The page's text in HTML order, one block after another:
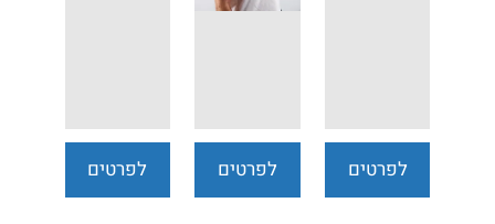
לפרטים
לפרטים
לפרטים